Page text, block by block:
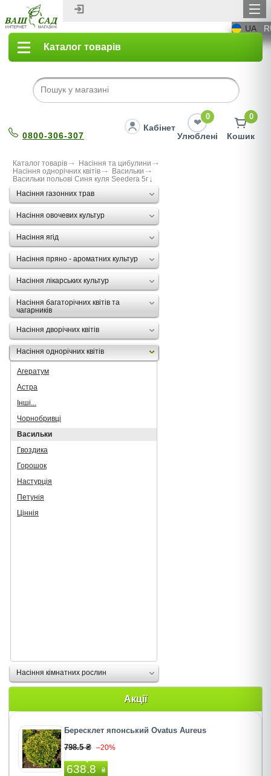
UA
Каталог товарів
0800-306-307
Кабінет
0
Улюблені
0
Кошик
Каталог товарів
Насіння та цибулини
Насіння однорічних квітів
Васильки
Васильки польові Синя куля Seedera 5г
Насіння газонних трав
Насіння овочевих культур
Насіння ягід
Насіння пряно - ароматних культур
Насіння лікарських культур
Насіння багаторічних квітів та
чагарників
Насіння дворічних квітів
Насіння однорічних квітів
Агератум
Астра
Інші...
Чорнобривці
Васильки
Гвоздика
Горошок
Настурція
Петунія
Ціннія
Насіння кімнатних рослин
Акції
Бересклет японський Ovatus Aureus
798.5 ₴ –20%
638.8 ₴